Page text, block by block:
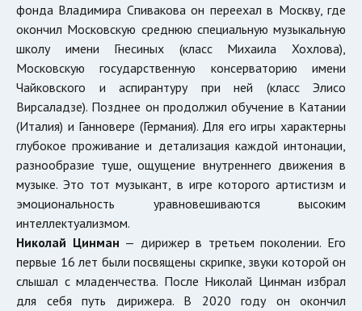
фонда Владимира Спивакова он переехал в Москву, где
окончил Московскую среднюю специальную музыкальную
школу имени Гнесиных (класс Михаила Хохлова),
Московскую государственную консерваторию имени
Чайковского и аспирантуру при ней (класс Элисо
Вирсаладзе). Позднее он продолжил обучение в Катании
(Италия) и Ганновере (Германия). Для его игры характерны
глубокое проживание и детализация каждой интонации,
разнообразие туше, ощущение внутреннего движения в
музыке. Это тот музыкант, в игре которого артистизм и
эмоциональность уравновешиваются высоким
интеллектуализмом.
Николай Цинман — дирижер в третьем поколении. Его
первые 16 лет были посвящены скрипке, звуки которой он
слышал с младенчества. После Николай Цинман избрал
для себя путь дирижера. В 2020 году он окончил